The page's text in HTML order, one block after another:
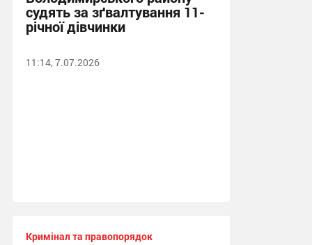
судять за зґвалтування 11-
річної дівчинки
11:14, 7.07.2026
Кримінал та правопорядок